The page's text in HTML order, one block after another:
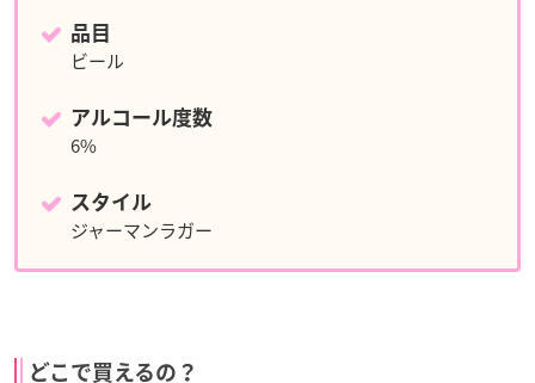
品目
ビール
アルコール度数
6%
スタイル
ジャーマンラガー
どこで買えるの？